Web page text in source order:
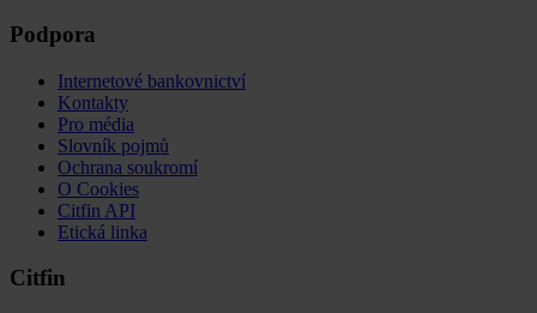
Podpora
Internetové bankovnictví
Kontakty
Pro média
Slovník pojmů
Ochrana soukromí
O Cookies
Citfin API
Etická linka
Citfin